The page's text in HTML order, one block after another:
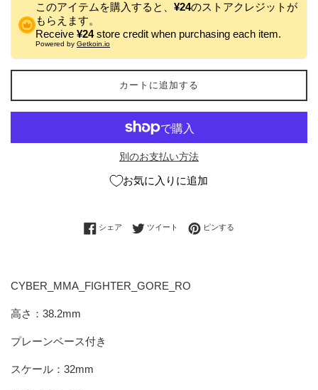
このアイテムを購入すると、 ¥24のストアクレジットが
もらえます。
Receive ¥24store credit when purchasing each item.
Powered by Getkoin.io
カートに追加する
別のお支払い方法
お気に入りに追加
シェア Facebookでシェアする
ツイート Twitterに投稿する
ピンする
CYBER_MMA_FIGHTER_GORE_RO
高さ：38.2mm
プレーンベース付き
スケール：32mm